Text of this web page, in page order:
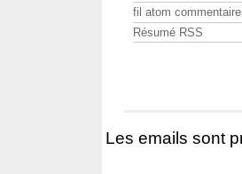
fil atom
Résumé RSS
Les emails sont